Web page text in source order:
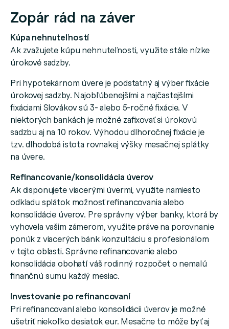
Zopár rád na záver
Kúpa nehnuteľností
Ak zvažujete kúpu nehnuteľnosti, využite stále nízke
úrokové sadzby.
Pri hypotekárnom úvere je podstatný aj výber fixácie
úrokovej sadzby. Najobľúbenejšími a najčastejšími
fixáciami Slovákov sú 3- alebo 5-ročné fixácie. V
niektorých bankách je možné zafixovať si úrokovú
sadzbu aj na 10 rokov. Výhodou dlhoročnej fixácie je
tzv. dlhodobá istota rovnakej výšky mesačnej splátky
na úvere.
Refinancovanie/konsolidácia úverov
Ak disponujete viacerými úvermi, využite namiesto
odkladu splátok možnosť refinancovania alebo
konsolidácie úverov. Pre správny výber banky, ktorá by
vyhovela vašim zámerom, využite práve na porovnanie
ponúk z viacerých bánk konzultáciu s profesionálom
v tejto oblasti. Správne refinancovanie alebo
konsolidácia obohatí váš rodinný rozpočet o nemalú
finančnú sumu každý mesiac.
Investovanie po refinancovaní
Pri refinancovaní alebo konsolidácii úverov je možné
ušetriť niekoľko desiatok eur. Mesačne to môže byť aj